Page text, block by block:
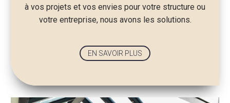
à vos projets et vos envies pour votre structure ou
votre entreprise, nous avons les solutions.
EN SAVOIR PLUS